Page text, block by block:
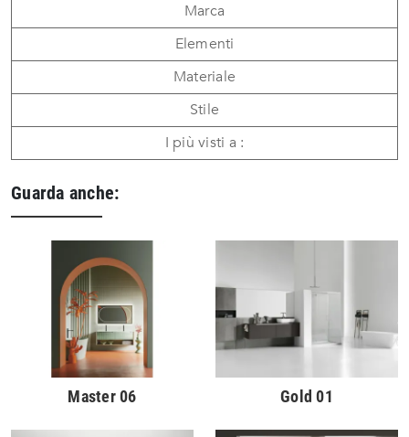
Marca
Elementi
Materiale
Stile
I più visti a :
Guarda anche:
Master 06 Gold 01